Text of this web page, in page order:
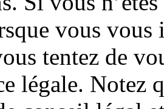
vous vous
tentez de
légale. Notez